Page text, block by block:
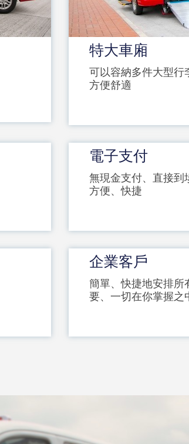
特大車廂
可以容納多件大型行
方便舒適
電子支付
無現金支付、直接到
方便、快捷
企業客戶
簡單、快捷地安排所
要、一切在你掌握之